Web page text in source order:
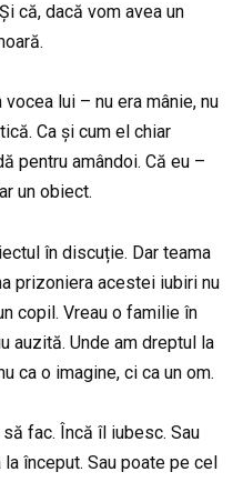
că, dacă vom avea un
lui – nu era mânie, nu
Ca și cum el chiar
pentru amândoi. Că eu –
un obiect.
în discuție. Dar teama
prizoniera acestei iubiri nu
copil. Vreau o familie în
auzită. Unde am dreptul la
ca o imagine, ci ca un om.
fac. Încă îl iubesc. Sau
început. Sau poate pe cel